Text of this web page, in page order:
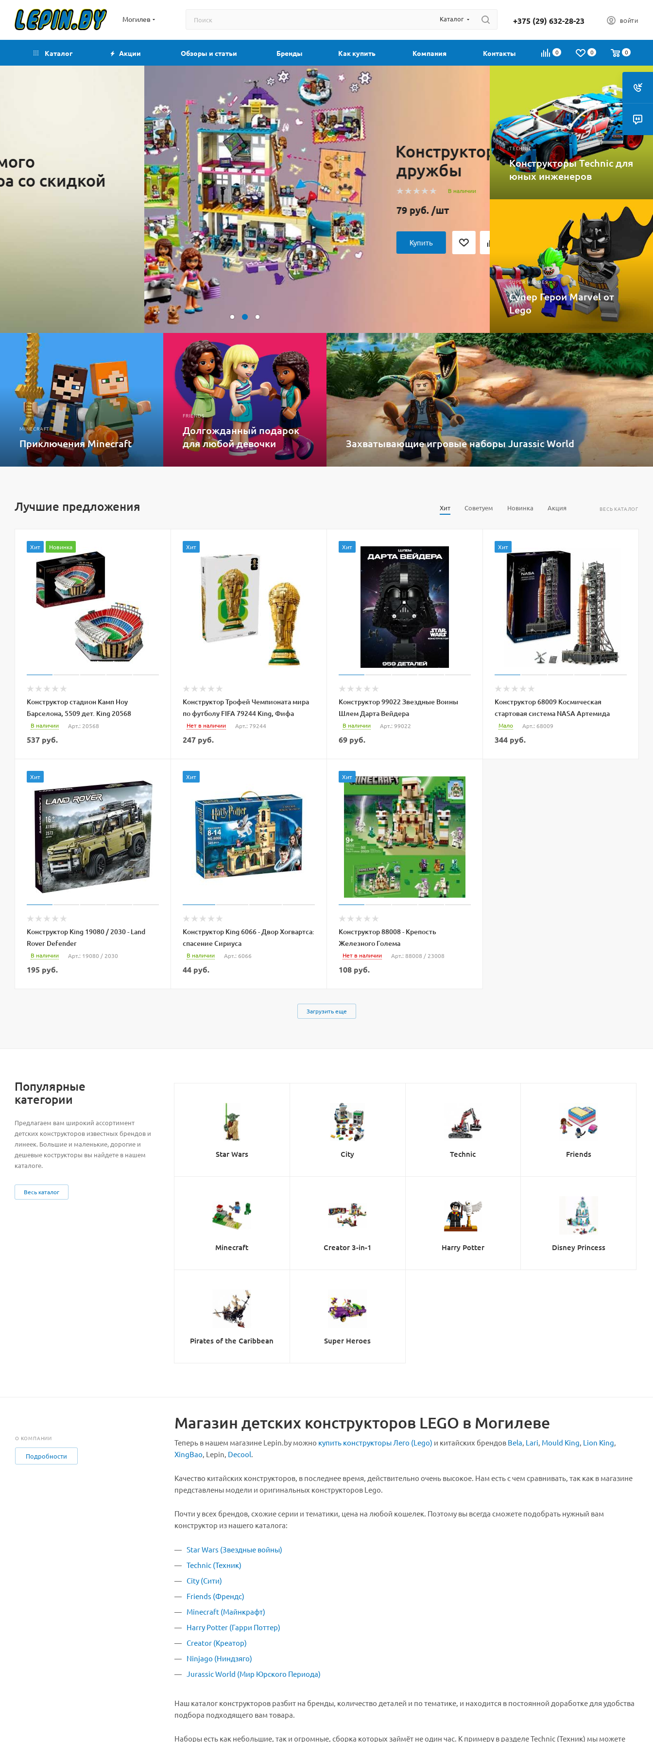
Могилев Каталог +375 (29) 632-28-23 ВОЙТИ
0 0 0
Каталог Акции Обзоры и статьи Бренды Как купить Компания Контакты
Конструктор Bela 10859 Дом
дружбы
В наличии
79руб./шт
Купить
Хит Акция
Конструктор
Горная пещера
Нет в наличии
руб./шт
Купить
TECHNIC
Конструкторы Technic для
юных инженеров
SUPER HEROES
Супер Герои Marvel от
Lego
MINECRAFT
Приключения Minecraft
FRIENDS
Долгожданный подарок
для любой девочки
Захватывающие игровые наборы Jurassic World
Лучшие предложения Хит Советуем Новинка Акция ВЕСЬ КАТАЛОГ
Хит Новинка
Конструктор стадион Камп Ноу
Барселона, 5509 дет. King 20568
В наличии Арт.: 20568
537 руб.
Хит
Конструктор Трофей Чемпионата мира
по футболу FIFA 79244 King, Фифа
Нет в наличии Арт.: 79244
247 руб.
Хит
Конструктор 99022 Звездные Воины
Шлем Дарта Вейдера
В наличии Арт.: 99022
69 руб.
Хит
Конструктор 68009 Космическая
стартовая система NASA Артемида
Мало Арт.: 68009
344 руб.
Хит
Конструктор King 19080 / 2030 - Land
Rover Defender
В наличии Арт.: 19080 / 2030
195 руб.
Хит
Конструктор King 6066 - Двор Хогвартса:
спасение Сириуса
В наличии Арт.: 6066
44 руб.
Хит
Конструктор 88008 - Крепость
Железного Голема
Нет в наличии Арт.: 88008 / 23008
108 руб.
Загрузить еще
Популярные
категории
Предлагаем вам широкий ассортимент
детских конструкторов известных брендов и
линеек. Большие и маленькие, дорогие и
дешевые кострукторы вы найдете в нашем
каталоге.
Весь каталог
Star Wars City Technic Friends
Minecraft Creator 3-in-1 Harry Potter Disney Princess
Pirates of the Caribbean Super Heroes
Магазин детских конструкторов LEGO в Могилеве
Теперь в нашем магазине Lepin.by можно купить конструкторы Лего (Lego) и китайских брендов Bela, Lari, Mould King, Lion King,
XingBao, Lepin, Decool.
Качество китайских конструкторов, в последнее время, действительно очень высокое. Нам есть с чем сравнивать, так как в магазине
представлены модели и оригинальных конструкторов Lego.
Почти у всех брендов, схожие серии и тематики, цена на любой кошелек. Поэтому вы всегда сможете подобрать нужный вам
конструктор из нашего каталога:
Star Wars (Звездные войны)
Technic (Техник)
City (Сити)
Friends (Френдс)
Minecraft (Майнкрафт)
Harry Potter (Гарри Поттер)
Creator (Креатор)
Ninjago (Ниндзяго)
Jurassic World (Мир Юрского Периода)
Наш каталог конструкторов разбит на бренды, количество деталей и по тематике, и находится в постоянной доработке для удобства
подбора подходящего вам товара.
Наборы есть как небольшие, так и огромные, сборка которых займёт не один час. К примеру в разделе Technic (Техник) мы можете
О КОМПАНИИ
Подробности